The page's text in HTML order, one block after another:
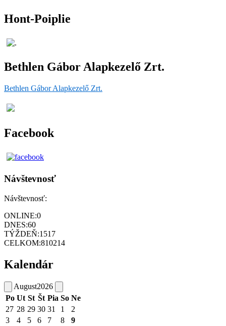
Hont-Poiplie
Bethlen Gábor Alapkezelő Zrt.
Bethlen Gábor Alapkezelő Zrt.
Facebook
Návštevnosť
Návštevnosť:
ONLINE:0
DNES:60
TÝŽDEŇ:1517
CELKOM:810214
Kalendár
August2026
Po Ut St Št Pia So Ne
27 28 29 30 31 1
2
3
4 5 6 7 8
9